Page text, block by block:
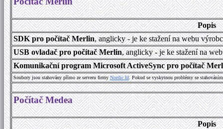
Popis
SDK pro počítač Merlin, anglicky - je ke stažení na webu
USB ovladač pro počítač Merlin, anglicky - je ke stažení na
Komunikační program Microsoft ActiveSync pro počítač
Soubory jsou stahovány přímo ze serveru firmyNordic Id. Pokud se vyskytnou problémy se
Počítač Medea
Popis